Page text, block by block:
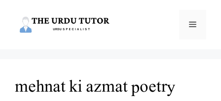
Menu
mehnat ki azmat poetry